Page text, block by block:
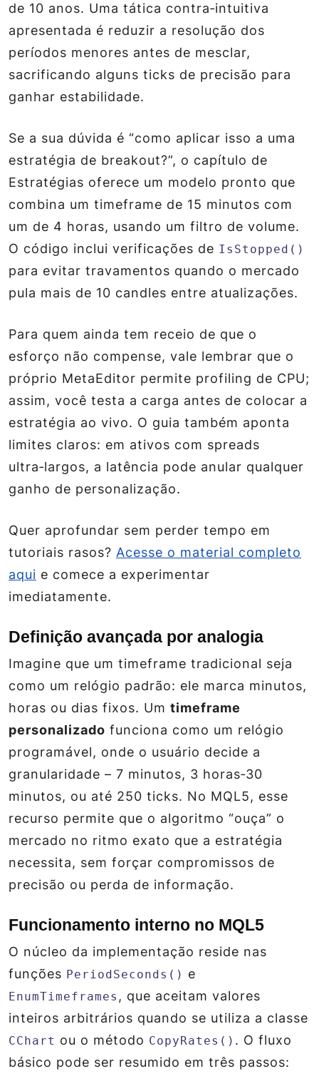
de 10 anos. Uma tática contra‑intuitiva
apresentada é reduzir a resolução dos
períodos menores antes de mesclar,
sacrificando alguns ticks de precisão para
ganhar estabilidade.
Se a sua dúvida é “como aplicar isso a uma
estratégia de breakout?”, o capítulo de
Estratégias oferece um modelo pronto que
combina um timeframe de 15 minutos com
um de 4 horas, usando um filtro de volume.
O código inclui verificações de IsStopped()
para evitar travamentos quando o mercado
pula mais de 10 candles entre atualizações.
Para quem ainda tem receio de que o
esforço não compense, vale lembrar que o
próprio MetaEditor permite profiling de CPU;
assim, você testa a carga antes de colocar a
estratégia ao vivo. O guia também aponta
limites claros: em ativos com spreads
ultra‑largos, a latência pode anular qualquer
ganho de personalização.
Quer aprofundar sem perder tempo em
tutoriais rasos? Acesse o material completo
aqui e comece a experimentar
imediatamente.
Definição avançada por analogia
Imagine que um timeframe tradicional seja
como um relógio padrão: ele marca minutos,
horas ou dias fixos. Um timeframe
personalizado funciona como um relógio
programável, onde o usuário decide a
granularidade – 7 minutos, 3 horas‑30
minutos, ou até 250 ticks. No MQL5, esse
recurso permite que o algoritmo “ouça” o
mercado no ritmo exato que a estratégia
necessita, sem forçar compromissos de
precisão ou perda de informação.
Funcionamento interno no MQL5
O núcleo da implementação reside nas
funções PeriodSeconds() e
EnumTimeframes , que aceitam valores
inteiros arbitrários quando se utiliza a classe
CChart ou o método CopyRates() . O fluxo
básico pode ser resumido em três passos: